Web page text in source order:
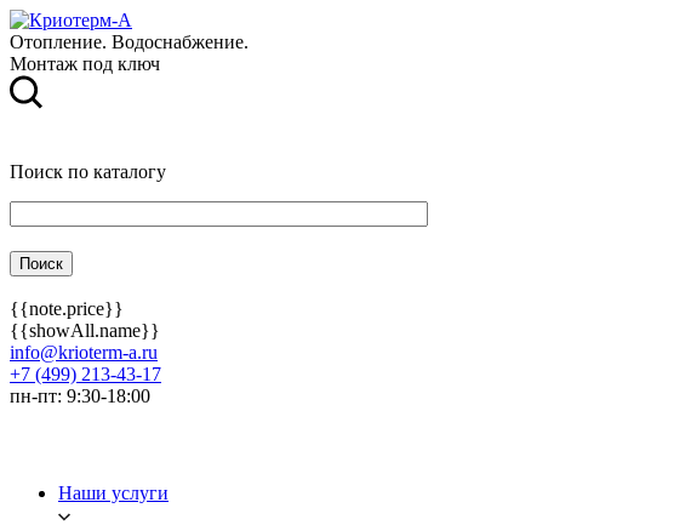
Отопление. Водоснабжение.
Монтаж под ключ
Поиск по каталогу
{{note.price}}
{{showAll.name}}
info@krioterm-a.ru
+7 (499) 213-43-17
пн-пт: 9:30-18:00
Наши услуги